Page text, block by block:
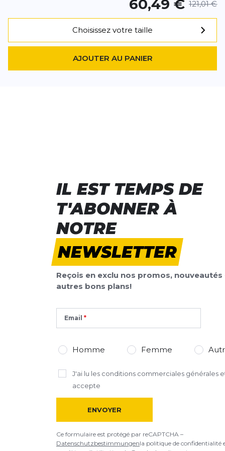
60,49 € 121,01 €
Choisissez votre taille
AJOUTER AU PANIER
IL EST TEMPS DE
T'ABONNER À
NOTRE
NEWSLETTER
Reçois en exclu nos promos, nouveautés
autres bons plans!
Email
Homme Femme
J'ai lu les conditions commerciales générales
accepte
ENVOYER
Ce formulaire est protégé par reCAPTCHA –
Datenschutzbestimmungenla politique de confidentialité